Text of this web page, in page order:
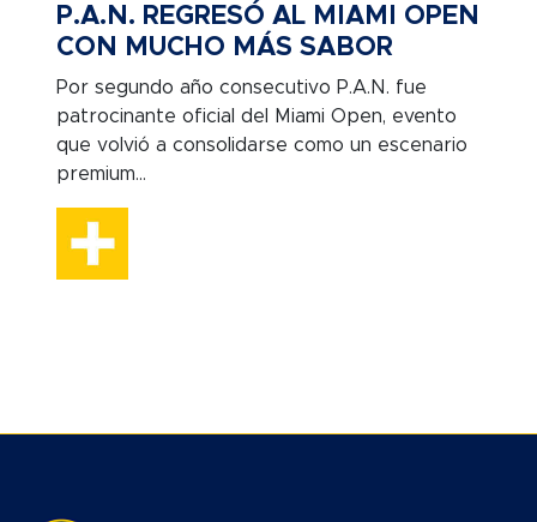
P.A.N. REGRESÓ AL MIAMI OPEN
CON MUCHO MÁS SABOR
Por segundo año consecutivo P.A.N. fue
patrocinante oficial del Miami Open, evento
que volvió a consolidarse como un escenario
premium...